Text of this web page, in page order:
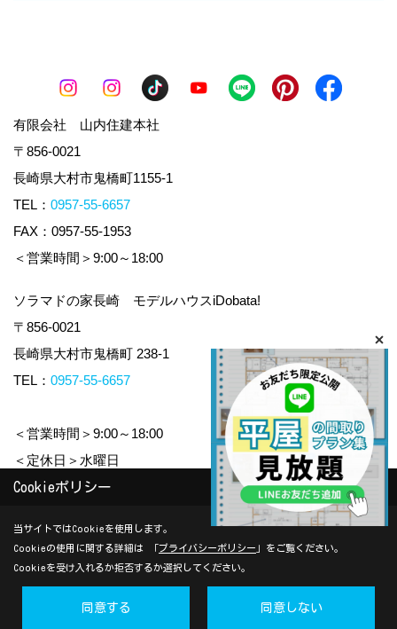
有限会社 山内住建本社
〒856-0021
長崎県大村市鬼橋町1155-1
TEL： 0957-55-6657
FAX：0957-55-1953
＜営業時間＞9:00～18:00
ソラマドの家長崎 モデルハウスiDobata!
〒856-0021
長崎県大村市鬼橋町 238-1
TEL： 0957-55-6657
＜営業時間＞9:00～18:00
＜定休日＞水曜日
Copyright (c) yamauchi-jyuken. All Rights Reserved.
Produced byゴデスクリエイト
Cookieポリシー
当サイトではCookieを使用します。
Cookieの使用に関する詳細は 「プライバシーポリシー 」をご覧ください。
Cookieを受け入れるか拒否するか選択してください。
同意する 同意しない